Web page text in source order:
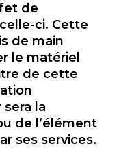
de
ci. Cette
de main
le matériel
de cette
la
de l’élément
ses services.